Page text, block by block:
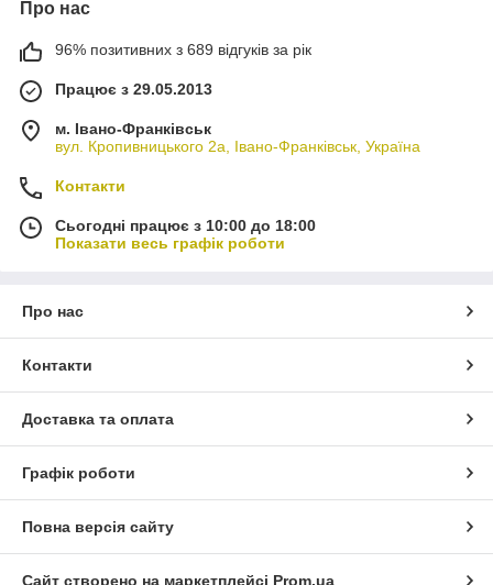
Про нас
96% позитивних з 689 відгуків за рік
Працює з 29.05.2013
м. Івано-Франківськ
вул. Кропивницького 2а, Івано-Франківськ, Україна
Контакти
Сьогодні працює з 10:00 до 18:00
Показати весь графік роботи
Про нас
Контакти
Доставка та оплата
Графік роботи
Повна версія сайту
Сайт створено на маркетплейсі Prom.ua